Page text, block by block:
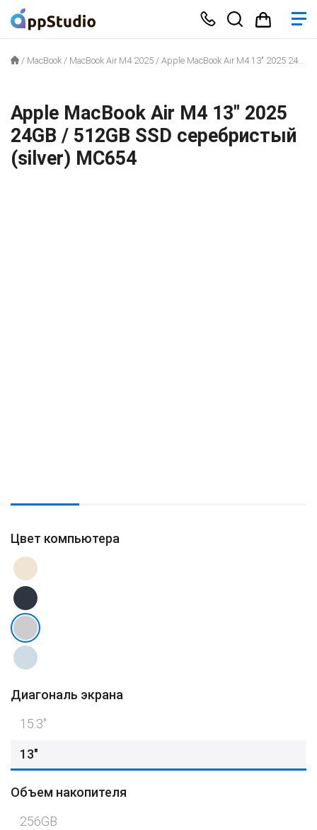
/ MacBook / MacBook Air M4 2025 / Apple MacBook Air M4 13″ 2025 24GB / 512GB SSD серебристый (silver) MC654
Apple MacBook Air M4 13″ 2025
24GB / 512GB SSD серебристый
(silver) MC654
Цвет компьютера
Диагональ экрана
15.3″
13"
Объем накопителя
256GB